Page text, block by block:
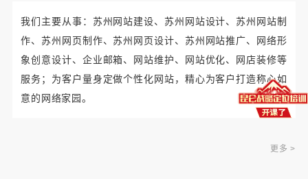
我们主要从事：苏州网站建设、苏州网站设计、苏州网站制
作、苏州网页制作、苏州网页设计、苏州网站推广、网络形
象创意设计、企业邮箱、网站维护、网站优化、网店装修等
服务；为客户量身定做个性化网站，精心为客户打造称心如
意的网络家园。
更多 >